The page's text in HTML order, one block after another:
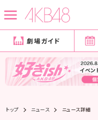
劇場ガイド
トップ ニュース ニュース詳細